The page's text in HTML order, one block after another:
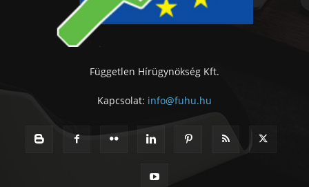
Független Hírügynökség Kft.
Kapcsolat: info@fuhu.hu